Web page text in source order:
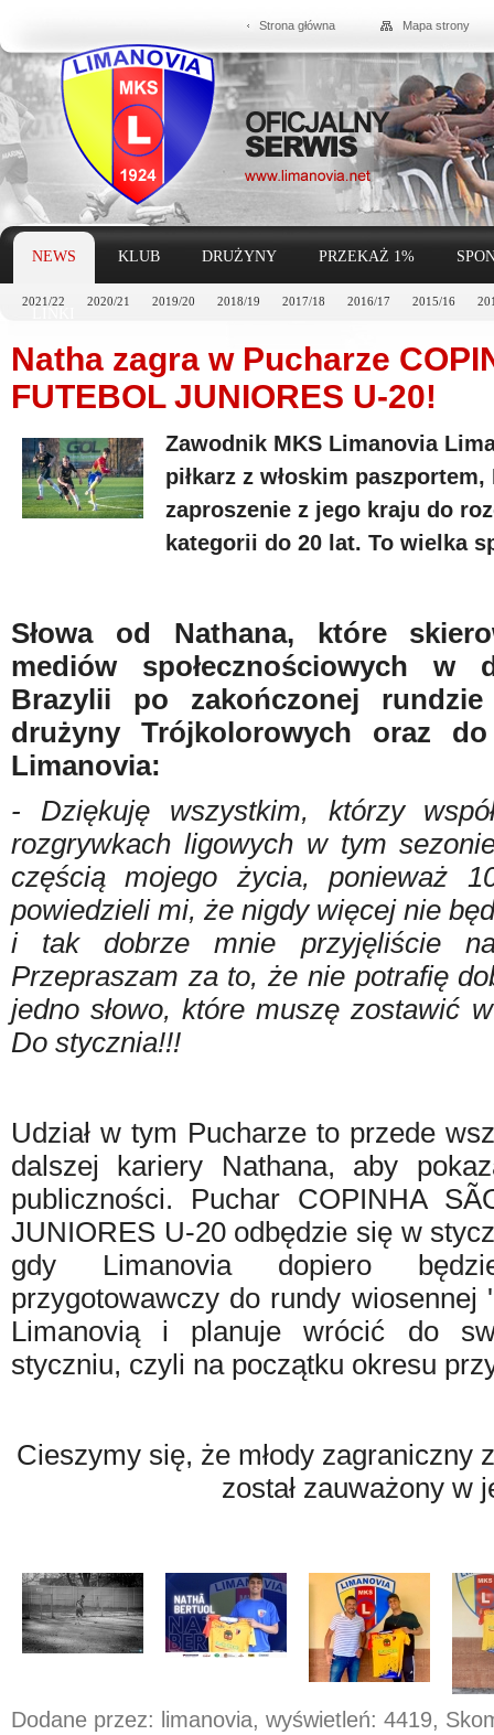
Strona główna Mapa strony
NEWS
2021/22 2020/21 2019/20 2018/19 2017/18 2016/17 2015/16
KLUB DRUŻYNY PRZEKAŻ 1%
Natha zagra w Pucharze
FUTEBOL JUNIORES U-20!
Zawodnik MKS Limanovia
piłkarz z włoskim
zaproszenie z jego kraju do
kategorii do 20 lat. To wielka
Słowa od Nathana, które
mediów społecznościowych
Brazylii po zakończonej
drużyny Trójkolorowych oraz
Limanovia:
- Dziękuję wszystkim, którzy
rozgrywkach ligowych w tym
częścią mojego życia, ponieważ
powiedzieli mi, że nigdy więcej nie
i tak dobrze mnie przyjęliście
Przepraszam za to, że nie potrafię
jedno słowo, które muszę zostawić
Do stycznia!!!
Udział w tym Pucharze to przede
dalszej kariery Nathana, aby
publiczności. Puchar COPINHA
JUNIORES U-20 odbędzie się w
gdy Limanovia dopiero
przygotowawczy do rundy
Limanovią i planuje wrócić do
styczniu, czyli na początku okresu
Cieszymy się, że młody zagraniczny
został zauważony w
Dodane przez: limanovia, wyświetleń: 4419,